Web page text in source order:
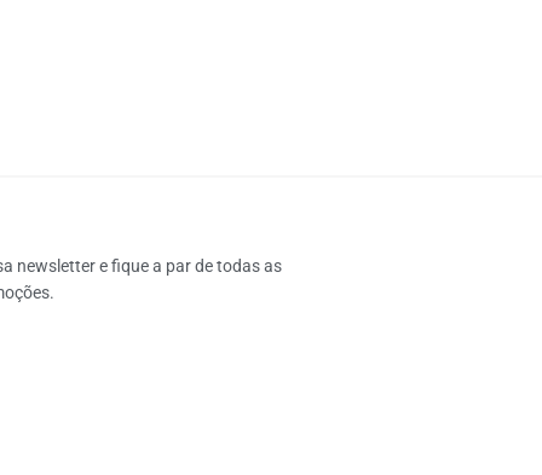
newsletter e fique a par de todas as